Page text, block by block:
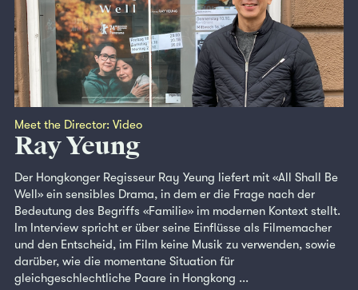
Meet the Director: Video
Ray Yeung
Der Hongkonger Regisseur Ray Yeung liefert mit «All Shall Be
Well» ein sensibles Drama, in dem er die Frage nach der
Bedeutung des Begriffs «Familie» im modernen Kontext stellt.
Im Interview spricht er über seine Einflüsse als Filmemacher
und den Entscheid, im Film keine Musik zu verwenden, sowie
darüber, wie die momentane Situation für
gleichgeschlechtliche Paare in Hongkong ...